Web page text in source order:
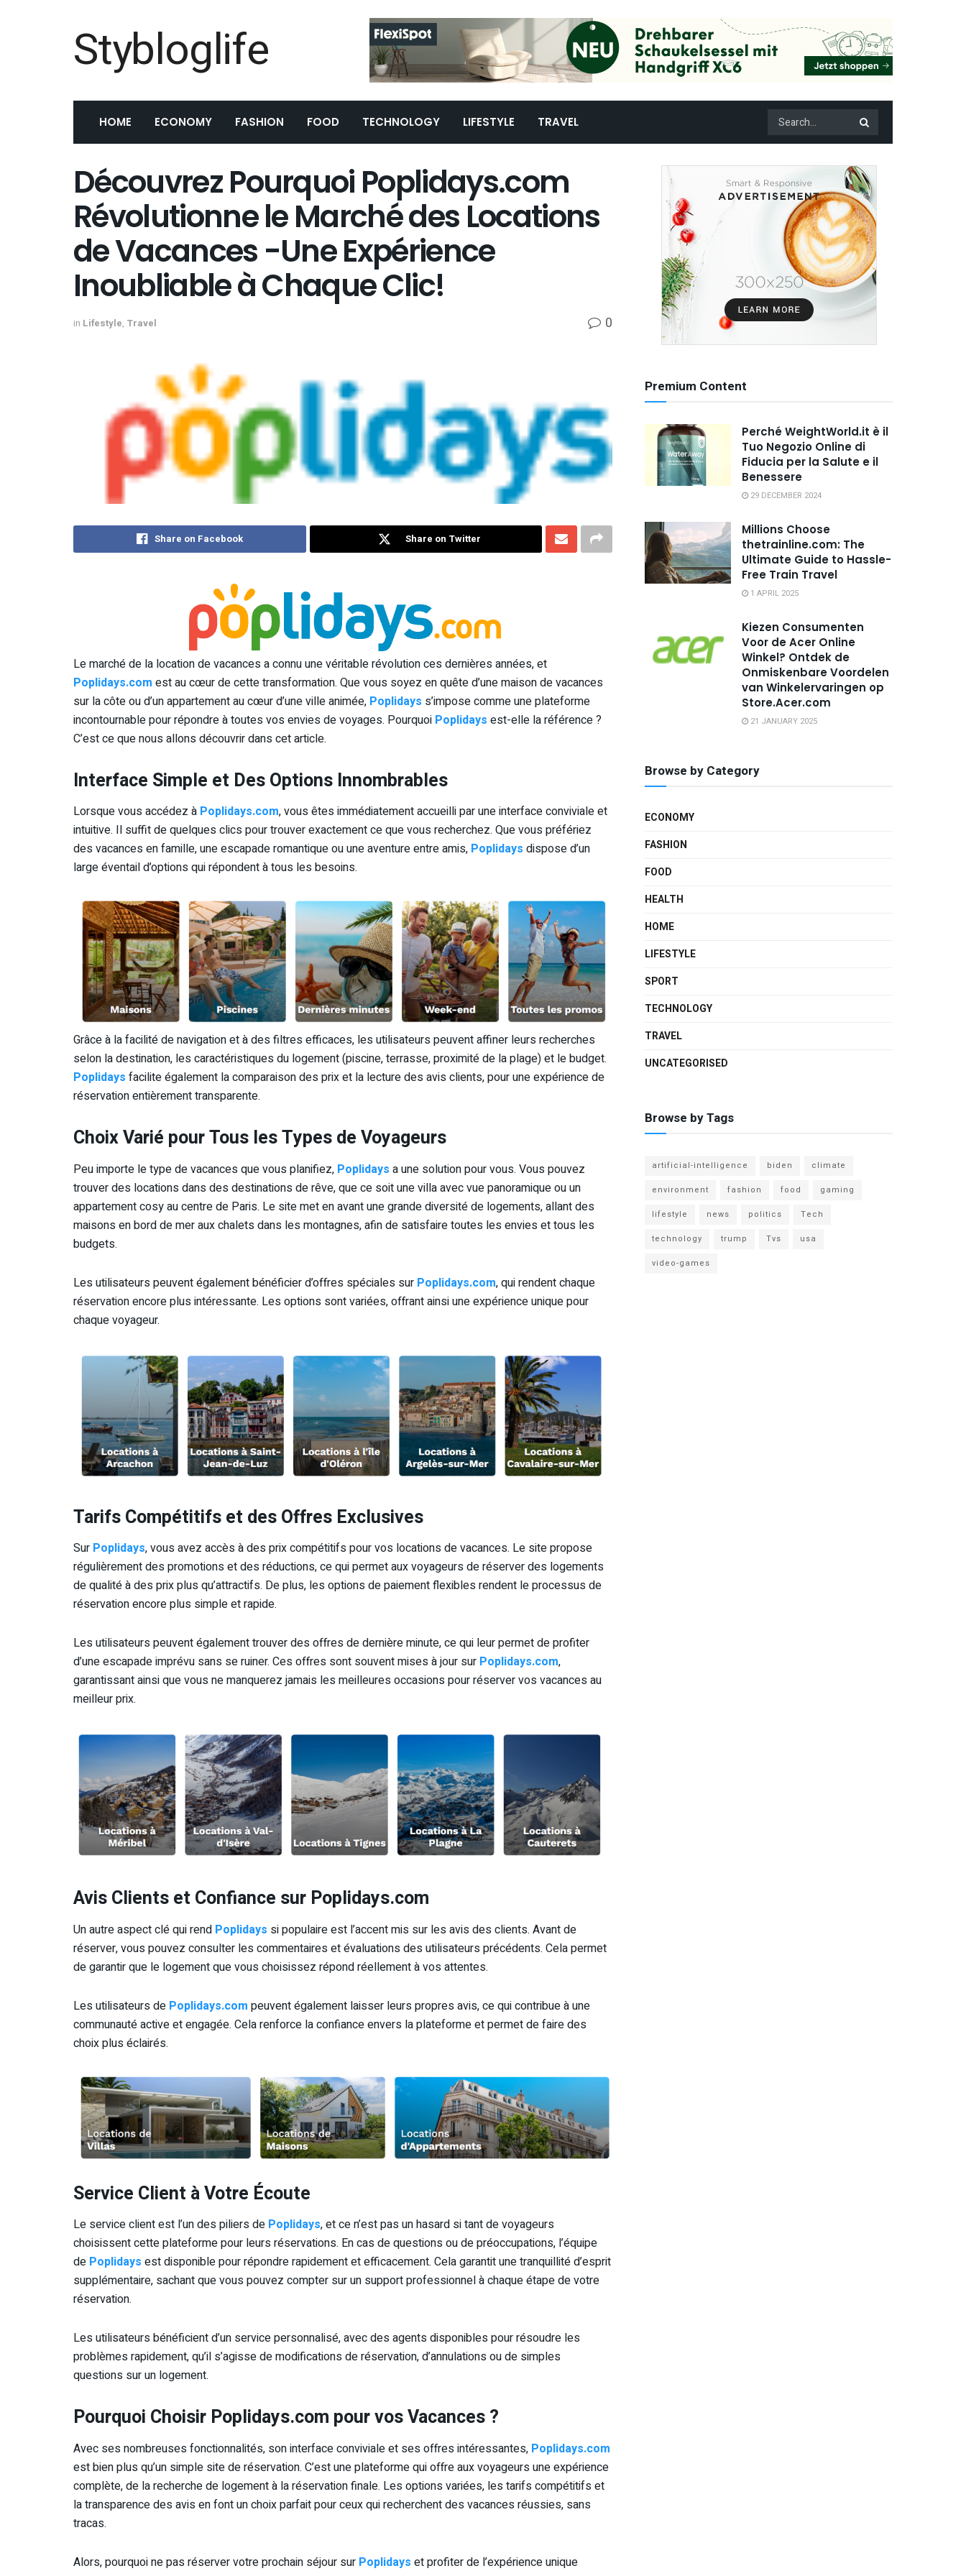
Stybloglife
HOME ECONOMY FASHION FOOD TECHNOLOGY LIFESTYLE TRAVEL
Découvrez Pourquoi Poplidays.com
Révolutionne le Marché des Locations
de Vacances -Une Expérience
Inoubliable à Chaque Clic!
in Lifestyle, Travel 0
Share on Facebook Share on Twitter
Le marché de la location de vacances a connu une véritable révolution ces dernières années, et
Poplidays.com est au cœur de cette transformation. Que vous soyez en quête d’une maison de vacances
sur la côte ou d’un appartement au cœur d’une ville animée, Poplidays s’impose comme une plateforme
incontournable pour répondre à toutes vos envies de voyages. Pourquoi Poplidays est-elle la référence ?
C’est ce que nous allons découvrir dans cet article.
Interface Simple et Des Options Innombrables
Lorsque vous accédez à Poplidays.com, vous êtes immédiatement accueilli par une interface conviviale et
intuitive. Il suffit de quelques clics pour trouver exactement ce que vous recherchez. Que vous préfériez
des vacances en famille, une escapade romantique ou une aventure entre amis, Poplidays dispose d’un
large éventail d’options qui répondent à tous les besoins.
Grâce à la facilité de navigation et à des filtres efficaces, les utilisateurs peuvent affiner leurs recherches
selon la destination, les caractéristiques du logement (piscine, terrasse, proximité de la plage) et le budget.
Poplidays facilite également la comparaison des prix et la lecture des avis clients, pour une expérience de
réservation entièrement transparente.
Choix Varié pour Tous les Types de Voyageurs
Peu importe le type de vacances que vous planifiez, Poplidays a une solution pour vous. Vous pouvez
trouver des locations dans des destinations de rêve, que ce soit une villa avec vue panoramique ou un
appartement cosy au centre de Paris. Le site met en avant une grande diversité de logements, allant des
maisons en bord de mer aux chalets dans les montagnes, afin de satisfaire toutes les envies et tous les
budgets.
Les utilisateurs peuvent également bénéficier d’offres spéciales sur Poplidays.com, qui rendent chaque
réservation encore plus intéressante. Les options sont variées, offrant ainsi une expérience unique pour
chaque voyageur.
Tarifs Compétitifs et des Offres Exclusives
Sur Poplidays, vous avez accès à des prix compétitifs pour vos locations de vacances. Le site propose
régulièrement des promotions et des réductions, ce qui permet aux voyageurs de réserver des logements
de qualité à des prix plus qu’attractifs. De plus, les options de paiement flexibles rendent le processus de
réservation encore plus simple et rapide.
Les utilisateurs peuvent également trouver des offres de dernière minute, ce qui leur permet de profiter
d’une escapade imprévu sans se ruiner. Ces offres sont souvent mises à jour sur Poplidays.com,
garantissant ainsi que vous ne manquerez jamais les meilleures occasions pour réserver vos vacances au
meilleur prix.
Avis Clients et Confiance sur Poplidays.com
Un autre aspect clé qui rend Poplidays si populaire est l’accent mis sur les avis des clients. Avant de
réserver, vous pouvez consulter les commentaires et évaluations des utilisateurs précédents. Cela permet
de garantir que le logement que vous choisissez répond réellement à vos attentes.
Les utilisateurs de Poplidays.com peuvent également laisser leurs propres avis, ce qui contribue à une
communauté active et engagée. Cela renforce la confiance envers la plateforme et permet de faire des
choix plus éclairés.
Service Client à Votre Écoute
Le service client est l’un des piliers de Poplidays, et ce n’est pas un hasard si tant de voyageurs
choisissent cette plateforme pour leurs réservations. En cas de questions ou de préoccupations, l’équipe
de Poplidays est disponible pour répondre rapidement et efficacement. Cela garantit une tranquillité d’esprit
supplémentaire, sachant que vous pouvez compter sur un support professionnel à chaque étape de votre
réservation.
Les utilisateurs bénéficient d’un service personnalisé, avec des agents disponibles pour résoudre les
problèmes rapidement, qu’il s’agisse de modifications de réservation, d’annulations ou de simples
questions sur un logement.
Pourquoi Choisir Poplidays.com pour vos Vacances ?
Avec ses nombreuses fonctionnalités, son interface conviviale et ses offres intéressantes, Poplidays.com
est bien plus qu’un simple site de réservation. C’est une plateforme qui offre aux voyageurs une expérience
complète, de la recherche de logement à la réservation finale. Les options variées, les tarifs compétitifs et
la transparence des avis en font un choix parfait pour ceux qui recherchent des vacances réussies, sans
tracas.
Alors, pourquoi ne pas réserver votre prochain séjour sur Poplidays et profiter de l’expérience unique
Premium Content
Perché WeightWorld.it è il
Tuo Negozio Online di
Fiducia per la Salute e il
Benessere
29 DECEMBER 2024
Millions Choose
thetrainline.com: The
Ultimate Guide to Hassle-
Free Train Travel
1 APRIL 2025
Kiezen Consumenten
Voor de Acer Online
Winkel? Ontdek de
Onmiskenbare Voordelen
van Winkelervaringen op
Store.Acer.com
21 JANUARY 2025
Browse by Category
ECONOMY
FASHION
FOOD
HEALTH
HOME
LIFESTYLE
SPORT
TECHNOLOGY
TRAVEL
UNCATEGORISED
Browse by Tags
artificial-intelligence biden
climate
environment
fashion food
gaming
lifestyle
news politics
Tech
technology
trump Tvs
usa
video-games